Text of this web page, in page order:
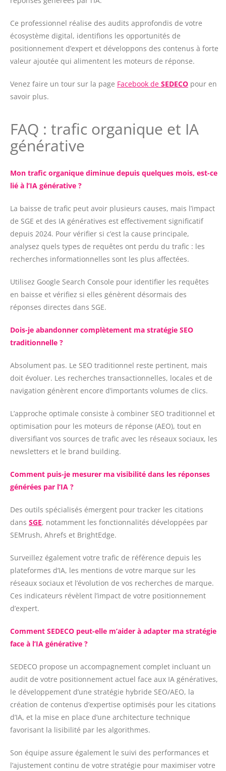
Ce professionnel réalise des audits approfondis de votre
écosystème digital, identifions les opportunités de
positionnement d’expert et développons des contenus à forte
valeur ajoutée qui alimentent les moteurs de réponse.
Venez faire un tour sur la page Facebook de SEDECO pour en
savoir plus.
FAQ : trafic organique et IA
générative
Mon trafic organique diminue depuis quelques mois, est-ce
lié à l’IA générative ?
La baisse de trafic peut avoir plusieurs causes, mais l’impact
de SGE et des IA génératives est effectivement significatif
depuis 2024. Pour vérifier si c’est la cause principale,
analysez quels types de requêtes ont perdu du trafic : les
recherches informationnelles sont les plus affectées.
Utilisez Google Search Console pour identifier les requêtes
en baisse et vérifiez si elles génèrent désormais des
réponses directes dans SGE.
Dois-je abandonner complètement ma stratégie SEO
traditionnelle ?
Absolument pas. Le SEO traditionnel reste pertinent, mais
doit évoluer. Les recherches transactionnelles, locales et de
navigation génèrent encore d’importants volumes de clics.
L’approche optimale consiste à combiner SEO traditionnel et
optimisation pour les moteurs de réponse (AEO), tout en
diversifiant vos sources de trafic avec les réseaux sociaux, les
newsletters et le brand building.
Comment puis-je mesurer ma visibilité dans les réponses
générées par l’IA ?
Des outils spécialisés émergent pour tracker les citations
dans SGE, notamment les fonctionnalités développées par
SEMrush, Ahrefs et BrightEdge.
Surveillez également votre trafic de référence depuis les
plateformes d’IA, les mentions de votre marque sur les
réseaux sociaux et l’évolution de vos recherches de marque.
Ces indicateurs révèlent l’impact de votre positionnement
d’expert.
Comment SEDECO peut-elle m’aider à adapter ma stratégie
face à l’IA générative ?
SEDECO propose un accompagnement complet incluant un
audit de votre positionnement actuel face aux IA génératives,
le développement d’une stratégie hybride SEO/AEO, la
création de contenus d’expertise optimisés pour les citations
d’IA, et la mise en place d’une architecture technique
favorisant la lisibilité par les algorithmes.
Son équipe assure également le suivi des performances et
l’ajustement continu de votre stratégie pour maximiser votre